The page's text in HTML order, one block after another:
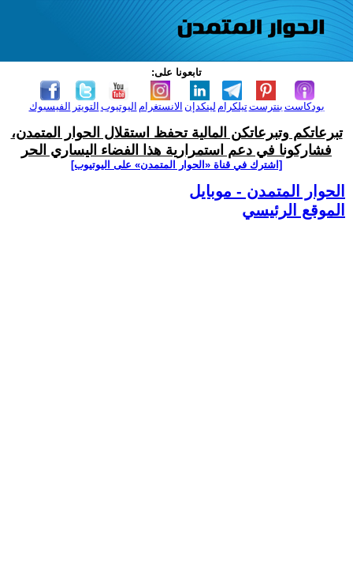
تابعونا على:
الفيسبوك التويتر اليوتيوب الانستغرام لينكدإن تيلكرامبنترست بودكاست
تبرعاتكم وتبرعاتكن المالية تحفظ استقلال الحوار المتمدن،
فشاركونا في دعم استمرارية هذا الفضاء اليساري الحر
[اشترك في قناة ‫«الحوار المتمدن» على اليوتيوب]
الحوار المتمدن - موبايل
الموقع الرئيسي